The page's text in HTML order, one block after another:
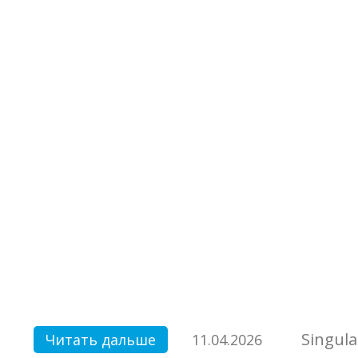
Читать дальше 11.04.2026